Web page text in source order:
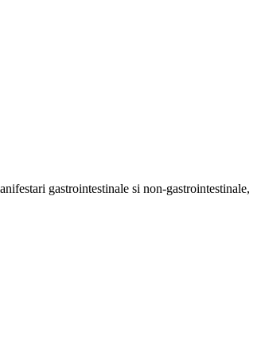
gastrointestinale si non-gastrointestinale,